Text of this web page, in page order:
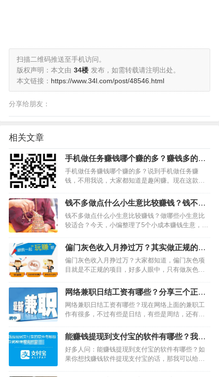
扫描二维码推送至手机访问。
版权声明：本文由 34楼 发布，如需转载请注明出处。
本文链接： https://www.34l.com/post/48546.html
分享给朋友：
相关文章
手机做任务赚钱哪个赚的多？赚钱多的
app推荐
手机做任务赚钱哪个赚的多？说到手机做任务赚
钱，不用我说，大家都知道是趣闲赚。现在这款软
的任务赚钱，推广别人拿提成奖励。无论你是想做
手机任务赚钱还是推广，做趣闲赚都是最好的选
择。…
钱不多做点什么小生意比较赚钱？钱不多
可以做的赚钱生意
钱不多做点什么小生意比较赚钱？做哪些小生意比
较适合？今天，小编整理了5个小成本赚钱生意，都
赚钱。 1、农村粉丝经济生意 如今，“粉丝经济”已经
走红互联网，只要你…
偏门灰色收入月挣过万？其实做正规的项
目也可以月赚上万
偏门灰色收入月挣过万？大家都知道，偏门灰色项
目就是不正规的项目，好多人眼中，只有做灰色偏
操作。其实，我想说做正规的项目也可以月赚上
万，只要你找对项目就能实现。…
网络兼职日结工资有哪些？分享三个正规
兼职工资日结平台
网络兼职日结工资有哪些？现在网络上面的兼职工
作有很多，不过有些是日结，有些是周结，还有月
些日结工资的项目。不过那些周结月结的项目，在
业界都有了一定的口碑，因此大家不会担心被骗，
也会去做的。…
能赚钱提现到支付宝的软件有哪些？我这
几款都能提现支付宝
好多人问：能赚钱提现到支付宝的软件有哪些？如
果你想找赚钱软件提现支付宝的话，那我可以给你